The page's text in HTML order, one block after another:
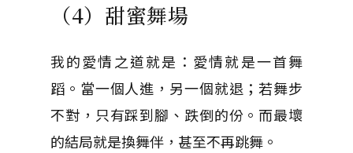
（4）甜蜜舞場
我的愛情之道就是：愛情就是一首舞
蹈。當一個人進，另一個就退；若舞步
不對，只有踩到腳、跌倒的份。而最壞
的結局就是換舞伴，甚至不再跳舞。